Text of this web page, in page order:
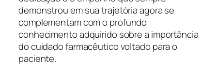
demonstrou em sua trajetória agora se
complementam com o profundo
conhecimento adquirido sobre a importância
do cuidado farmacêutico voltado para o
paciente.